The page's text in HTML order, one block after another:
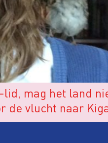
mag het land
de vlucht naar